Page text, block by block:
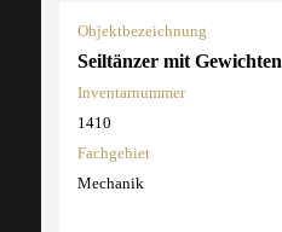
Objektbezeichnung
Seiltänzer mit Gewichten
Inventarnummer
1410
Fachgebiet
Mechanik